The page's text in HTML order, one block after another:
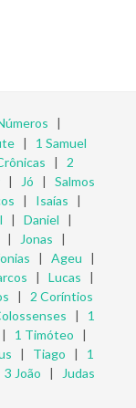
|
| 1 Samuel
| 2
| Jó | Salmos
| Isaías |
| Daniel |
| Jonas |
| Ageu |
| Lucas |
| 2 Coríntios
| 1
| 1 Timóteo |
| Tiago | 1
3 João |
Judas